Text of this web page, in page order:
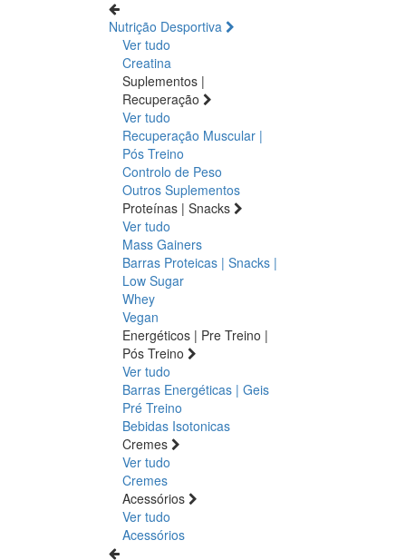
Nutrição Desportiva
Ver tudo
Creatina
Suplementos |
Recuperação
Ver tudo
Recuperação Muscular |
Pós Treino
Controlo de Peso
Outros Suplementos
Proteínas | Snacks
Ver tudo
Mass Gainers
Barras Proteicas | Snacks |
Low Sugar
Whey
Vegan
Energéticos | Pre Treino |
Pós Treino
Ver tudo
Barras Energéticas | Geis
Pré Treino
Bebidas Isotonicas
Cremes
Ver tudo
Cremes
Acessórios
Ver tudo
Acessórios